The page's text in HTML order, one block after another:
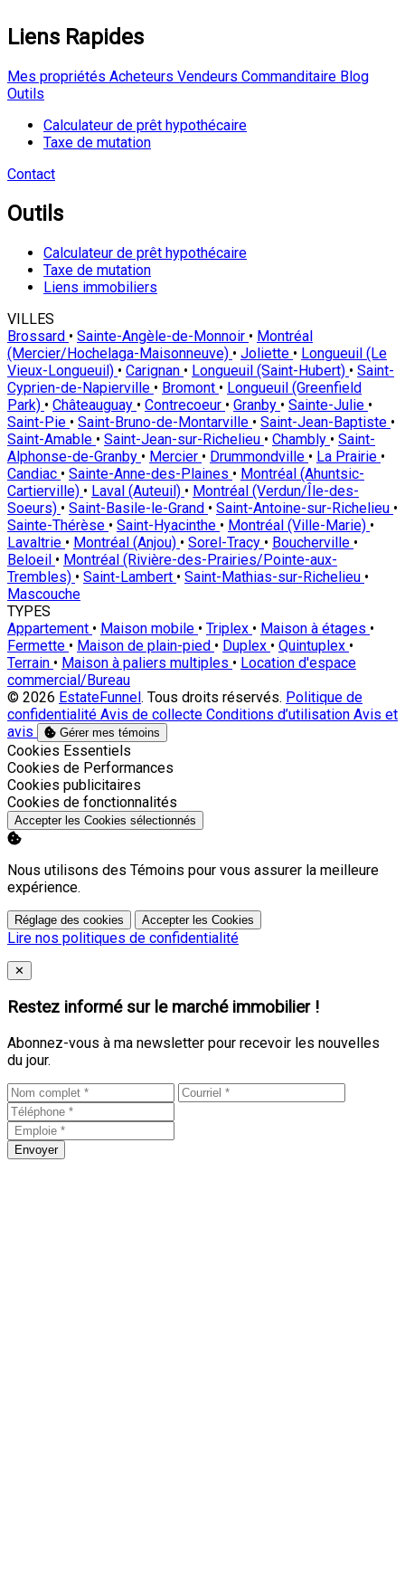
Liens Rapides
Mes propriétés Acheteurs Vendeurs Commanditaire Blog
Outils
Calculateur de prêt hypothécaire
Taxe de mutation
Contact
Outils
Calculateur de prêt hypothécaire
Taxe de mutation
Liens immobiliers
VILLES
Brossard • Sainte-Angèle-de-Monnoir • Montréal
(Mercier/Hochelaga-Maisonneuve) • Joliette • Longueuil (Le
Vieux-Longueuil) • Carignan • Longueuil (Saint-Hubert) • Saint-
Cyprien-de-Napierville • Bromont • Longueuil (Greenfield
Park) • Châteauguay • Contrecoeur • Granby • Sainte-Julie •
Saint-Pie • Saint-Bruno-de-Montarville • Saint-Jean-Baptiste •
Saint-Amable • Saint-Jean-sur-Richelieu • Chambly • Saint-
Alphonse-de-Granby • Mercier • Drummondville • La Prairie •
Candiac • Sainte-Anne-des-Plaines • Montréal (Ahuntsic-
Cartierville) • Laval (Auteuil) • Montréal (Verdun/Île-des-
Soeurs) • Saint-Basile-le-Grand • Saint-Antoine-sur-Richelieu •
Sainte-Thérèse • Saint-Hyacinthe • Montréal (Ville-Marie) •
Lavaltrie • Montréal (Anjou) • Sorel-Tracy • Boucherville •
Beloeil • Montréal (Rivière-des-Prairies/Pointe-aux-
Trembles) • Saint-Lambert • Saint-Mathias-sur-Richelieu •
Mascouche
TYPES
Appartement • Maison mobile • Triplex • Maison à étages •
Fermette • Maison de plain-pied • Duplex • Quintuplex •
Terrain • Maison à paliers multiples • Location d'espace
commercial/Bureau
© 2026 EstateFunnel. Tous droits réservés. Politique de
confidentialité Avis de collecte Conditions d’utilisation Avis et
avis
Gérer mes témoins
Activer
Cookies Essentiels
Activer
Cookies de Performances
Activer
Cookies publicitaires
Activer
Cookies de fonctionnalités
Accepter les Cookies sélectionnés
Nous utilisons des Témoins pour vous assurer la meilleure
expérience.
Réglage des cookies Accepter les Cookies
Lire nos politiques de confidentialité
Close
✕
Restez informé sur le marché immobilier !
Abonnez-vous à ma newsletter pour recevoir les nouvelles
du jour.
Envoyer